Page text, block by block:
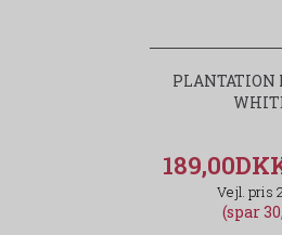
PLANTATION
(spar